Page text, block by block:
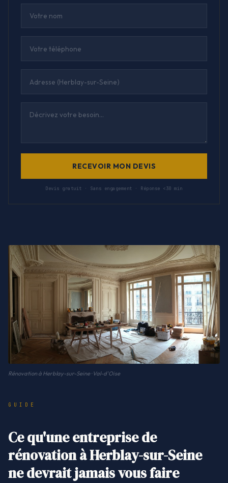
RECEVOIR MON DEVIS
Devis gratuit · Sans engagement · Réponse <30 min
Rénovation à Herblay-sur-Seine · Val-d'Oise
GUIDE
Ce qu'une entreprise de
rénovation à Herblay-sur-Seine
ne devrait jamais vous faire